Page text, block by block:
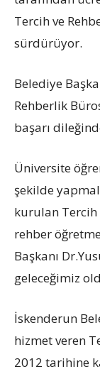
Tercih ve
sürdürüyor.
Belediye
Rehberlik
başarı
Üniversite
şekilde
kurulan Tercih
rehber
Başkanı
geleceğimiz
İskenderun
hizmet veren
2012 tarihine